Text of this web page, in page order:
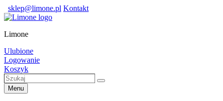
Skip
to
sklep@limone.pl Kontakt
Limone
Ulubione
Logowanie
Koszyk
Szukaj
Szukaj
Menu